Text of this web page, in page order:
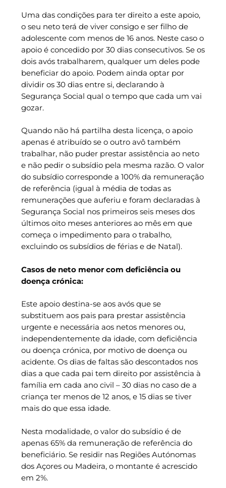
Uma das condições para ter direito a este apoio,
o seu neto terá de viver consigo e ser filho de
adolescente com menos de 16 anos. Neste caso o
apoio é concedido por 30 dias consecutivos. Se os
dois avós trabalharem, qualquer um deles pode
beneficiar do apoio. Podem ainda optar por
dividir os 30 dias entre si, declarando à
Segurança Social qual o tempo que cada um vai
gozar.
Quando não há partilha desta licença, o apoio
apenas é atribuído se o outro avô também
trabalhar, não puder prestar assistência ao neto
e não pedir o subsídio pela mesma razão. O valor
do subsídio corresponde a 100% da remuneração
de referência (igual à média de todas as
remunerações que auferiu e foram declaradas à
Segurança Social nos primeiros seis meses dos
últimos oito meses anteriores ao mês em que
começa o impedimento para o trabalho,
excluindo os subsídios de férias e de Natal).
Casos de neto menor com deficiência ou
doença crónica:
Este apoio destina-se aos avós que se
substituem aos pais para prestar assistência
urgente e necessária aos netos menores ou,
independentemente da idade, com deficiência
ou doença crónica, por motivo de doença ou
acidente. Os dias de faltas são descontados nos
dias a que cada pai tem direito por assistência à
família em cada ano civil – 30 dias no caso de a
criança ter menos de 12 anos, e 15 dias se tiver
mais do que essa idade.
Nesta modalidade, o valor do subsídio é de
apenas 65% da remuneração de referência do
beneficiário. Se residir nas Regiões Autónomas
dos Açores ou Madeira, o montante é acrescido
em 2%.